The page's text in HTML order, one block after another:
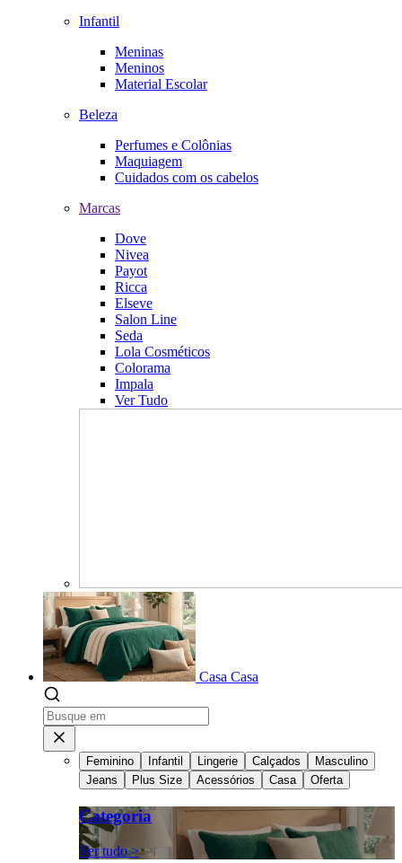
Infantil
Meninas
Meninos
Material Escolar
Beleza
Perfumes e Colônias
Maquiagem
Cuidados com os cabelos
Marcas
Dove
Nivea
Payot
Ricca
Elseve
Salon Line
Seda
Lola Cosméticos
Colorama
Impala
Ver Tudo
Casa Casa
Feminino Infantil Lingerie Calçados
Masculino
Jeans
Plus Size Acessórios Casa Oferta
Categoria
Ver tudo >